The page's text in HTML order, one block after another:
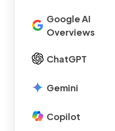
Google AI
Overviews
ChatGPT
Gemini
Copilot